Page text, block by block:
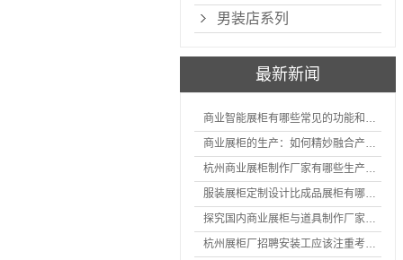
男装店系列
最新新闻
商业智能展柜有哪些常见的功能和神奇之处
商业展柜的生产：如何精妙融合产品特性的艺术探索
杭州商业展柜制作厂家有哪些生产的优势？
服装展柜定制设计比成品展柜有哪些优势
探究国内商业展柜与道具制作厂家的技术实力如何
杭州展柜厂招聘安装工应该注重考核哪些方面技能